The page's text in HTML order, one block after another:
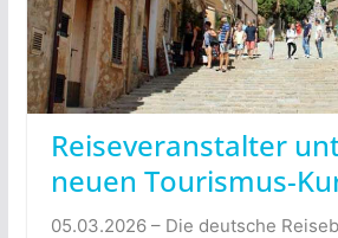
Reiseveranstalter
neuen Tourismus-
05.03.2026 – Die deutsche